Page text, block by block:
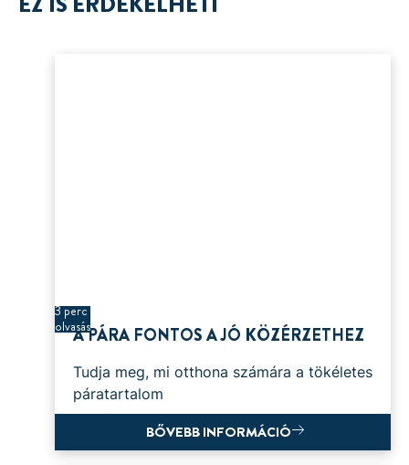
3 perc
olvasásA PÁRA FONTOS A JÓ KÖZÉRZETHEZ
Tudja meg, mi otthona számára a tökéletes
páratartalom
BŐVEBB INFORMÁCIÓ